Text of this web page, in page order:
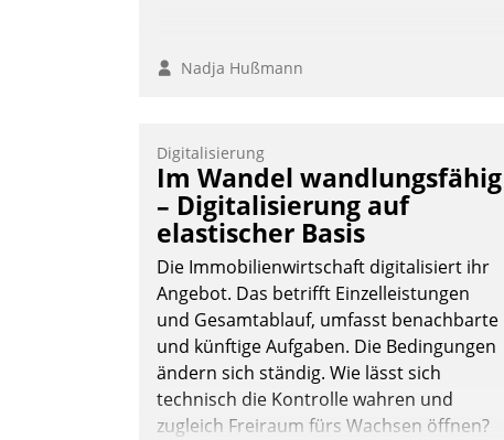
Nadja Hußmann
Digitalisierung
Im Wandel wandlungsfähig
– Digitalisierung auf
elastischer Basis
Die Immobilienwirtschaft digitalisiert ihr
Angebot. Das betrifft Einzelleistungen
und Gesamtablauf, umfasst benachbarte
und künftige Aufgaben. Die Bedingungen
ändern sich ständig. Wie lässt sich
technisch die Kontrolle wahren und
zugleich Freiraum fürs Wachsen öffnen?